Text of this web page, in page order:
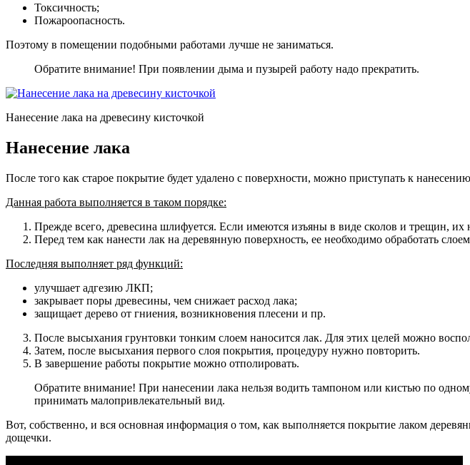
Токсичность;
Пожароопасность.
Поэтому в помещении подобными работами лучше не заниматься.
Обратите внимание! При появлении дыма и пузырей работу надо прекратить.
Нанесение лака на древесину кисточкой
Нанесение лака
После того как старое покрытие будет удалено с поверхности, можно приступать к
Данная работа выполняется в таком порядке:
Прежде всего, древесина шлифуется. Если имеются изъяны в виде сколов и трещин, их
Перед тем как нанести лак на деревянную поверхность, ее необходимо обработать
Последняя выполняет ряд функций:
улучшает адгезию ЛКП;
закрывает поры древесины, чем снижает расход лака;
защищает дерево от гниения, возникновения плесени и пр.
После высыхания грунтовки тонким слоем наносится лак. Для этих целей можно
Затем, после высыхания первого слоя покрытия, процедуру нужно повторить.
В завершение работы покрытие можно отполировать.
Обратите внимание! При нанесении лака нельзя водить тампоном или кистью по
принимать малопривлекательный вид.
Вот, собственно, и вся основная информация о том, как выполняется покрытие лаком
дощечки.